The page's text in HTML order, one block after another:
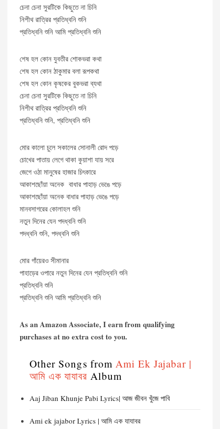
চেনা চেনা সুরটিকে কিছুতে না চিনি
নিশীথ রাত্রির প্রতিধ্বনি শুনি
প্রতিধ্বনি শুনি আমি প্রতিধ্বনি শুনি
শেষ হল কোন যুবতীর শোকভরা কথা
শেষ হল কোন ঠাকুমার বলা রূপকথা
শেষ হল কোন কৃষকের বুকভরা ব্যথা
চেনা চেনা সুরটিকে কিছুতে না চিনি
নিশীথ রাত্রির প্রতিধ্বনি শুনি
প্রতিধ্বনি শুনি, প্রতিধ্বনি শুনি
মোর কালো চুলে সকালের সোনালী রোদ পড়ে
চোখের পাতায় লেগে থাকা কুয়াশা যায় সরে
জেগে ওঠা মানুষের হাজার চিৎকারে
আকাশছোঁয়া অনেক বাধার পাহাড় ভেঙে পড়ে
আকাশছোঁয়া অনেক বাধার পাহাড় ভেঙে পড়ে
মানবসাগরের কোলাহল শুনি
নতুন দিনের যেন পদধ্বনি শুনি
পদধ্বনি শুনি, পদধ্বনি শুনি
মোর গাঁয়েরও সীমানার
পাহাড়ের ওপারে নতুন দিনের যেন প্রতিধ্বনি শুনি
প্রতিধ্বনি শুনি
প্রতিধ্বনি শুনি আমি প্রতিধ্বনি শুনি
As an Amazon Associate, I earn from qualifying
purchases at no extra cost to you.
Other Songs from Ami Ek Jajabar |
আমি এক যাযাবর Album
Aaj Jiban Khunje Pabi Lyrics| আজ জীবন খুঁজে পাবি
Ami ek jajabor Lyrics | আমি এক যাযাবর